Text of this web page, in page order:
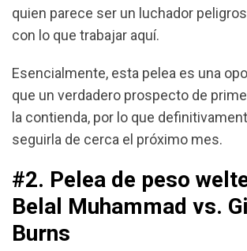
quien parece ser un luchador
con lo que trabajar aquí.
Esencialmente, esta pelea es una
que un verdadero prospecto de
la contienda, por lo que
seguirla de cerca el próximo mes.
#2. Pelea de peso
Belal Muhammad vs.
Burns